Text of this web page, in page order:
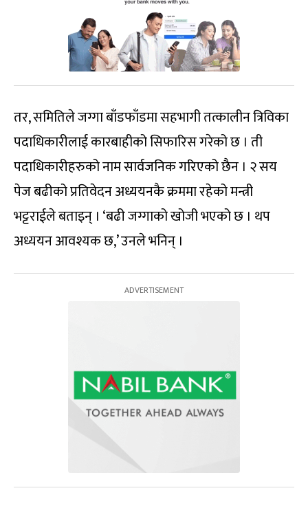
तर, समितिले जग्गा बाँडफाँडमा सहभागी तत्कालीन त्रिविका
पदाधिकारीलाई कारबाहीको सिफारिस गरेको छ । ती
पदाधिकारीहरुको नाम सार्वजनिक गरिएको छैन । २ सय
पेज बढीको प्रतिवेदन अध्ययनकै क्रममा रहेको मन्त्री
भट्टराईले बताइन् । ‘बढी जग्गाको खोजी भएको छ । थप
अध्ययन आवश्यक छ,’ उनले भनिन् ।